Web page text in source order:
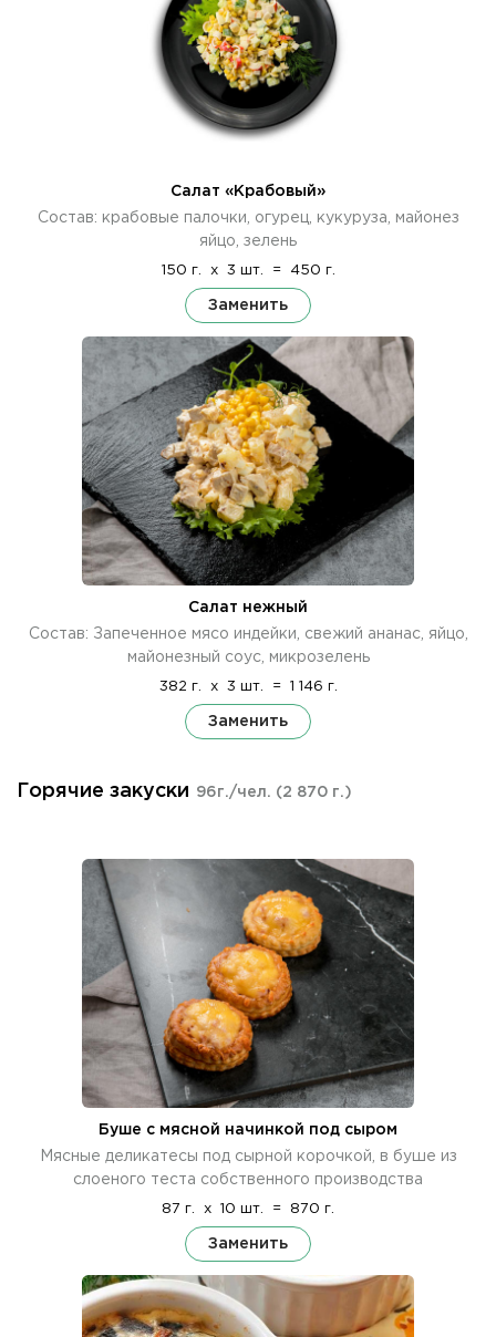
Салат «Крабовый»
Состав: крабовые палочки, огурец, кукуруза, майонез
яйцо, зелень
150 г. x 3 шт. = 450 г.
Заменить
Салат нежный
Состав: Запеченное мясо индейки, свежий ананас, яйцо,
майонезный соус, микрозелень
382 г. x 3 шт. = 1 146 г.
Заменить
Горячие закуски 96г./чел. (2 870 г.)
Буше с мясной начинкой под сыром
Мясные деликатесы под сырной корочкой, в буше из
слоеного теста собственного производства
87 г. x 10 шт. = 870 г.
Заменить